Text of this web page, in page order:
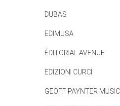
DUBAS
EDIMUSA
ÉDITORIAL AVENUE
EDIZIONI CURCI
GEOFF PAYNTER